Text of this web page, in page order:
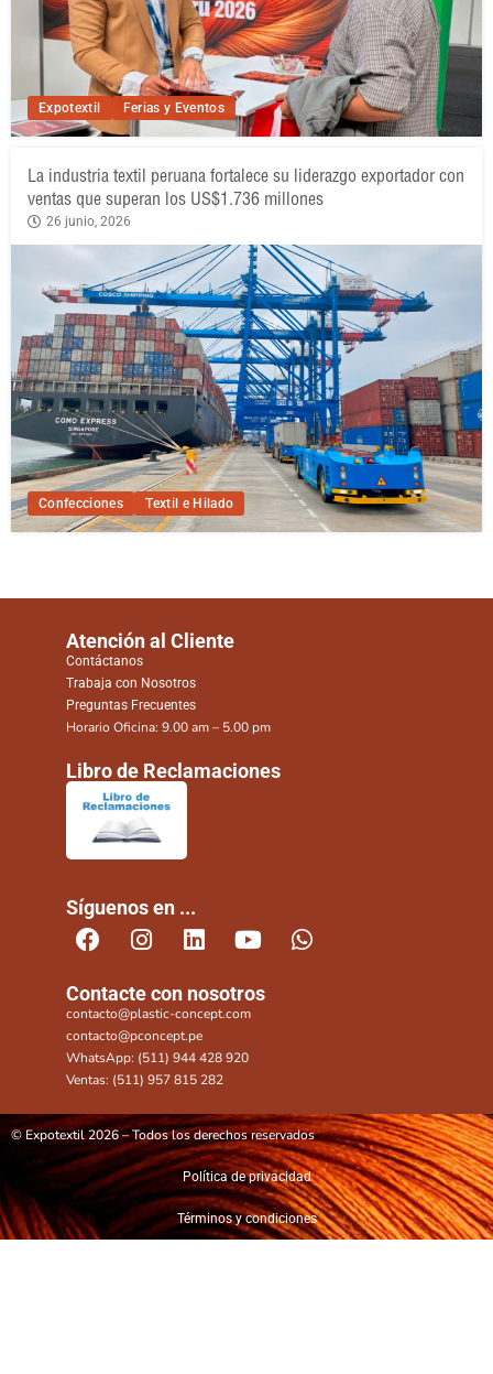
Expotextil Ferias y Eventos
Confecciones Textil e Hilado
La industria textil peruana fortalece su liderazgo exportador con
ventas que superan los US$1.736 millones
26 junio, 2026
Atención al Cliente
Contáctanos
Trabaja con Nosotros
Preguntas Frecuentes
Horario Oficina: 9.00 am – 5.00 pm
Libro de Reclamaciones
Síguenos en ...
Contacte con nosotros
contacto@plastic-concept.com
contacto@pconcept.pe
WhatsApp: (511) 944 428 920
Ventas: (511) 957 815 282
© Expotextil 2026 – Todos los derechos reservados
Política de privacidad
Términos y condiciones